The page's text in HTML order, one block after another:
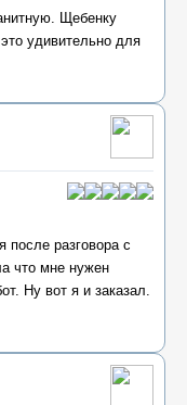
Щебенку
удивительно для
после разговора с
что мне нужен
Ну вот я и заказал.